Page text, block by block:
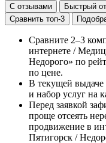
С отзывами Быстрый
Сравнить топ-3
Сравните 2–3
интернете /
Недорого» по
по цене.
В текущей выдаче
и набор услуг на
Перед заявкой
проще отсеять
продвижение в
Пятигорск /